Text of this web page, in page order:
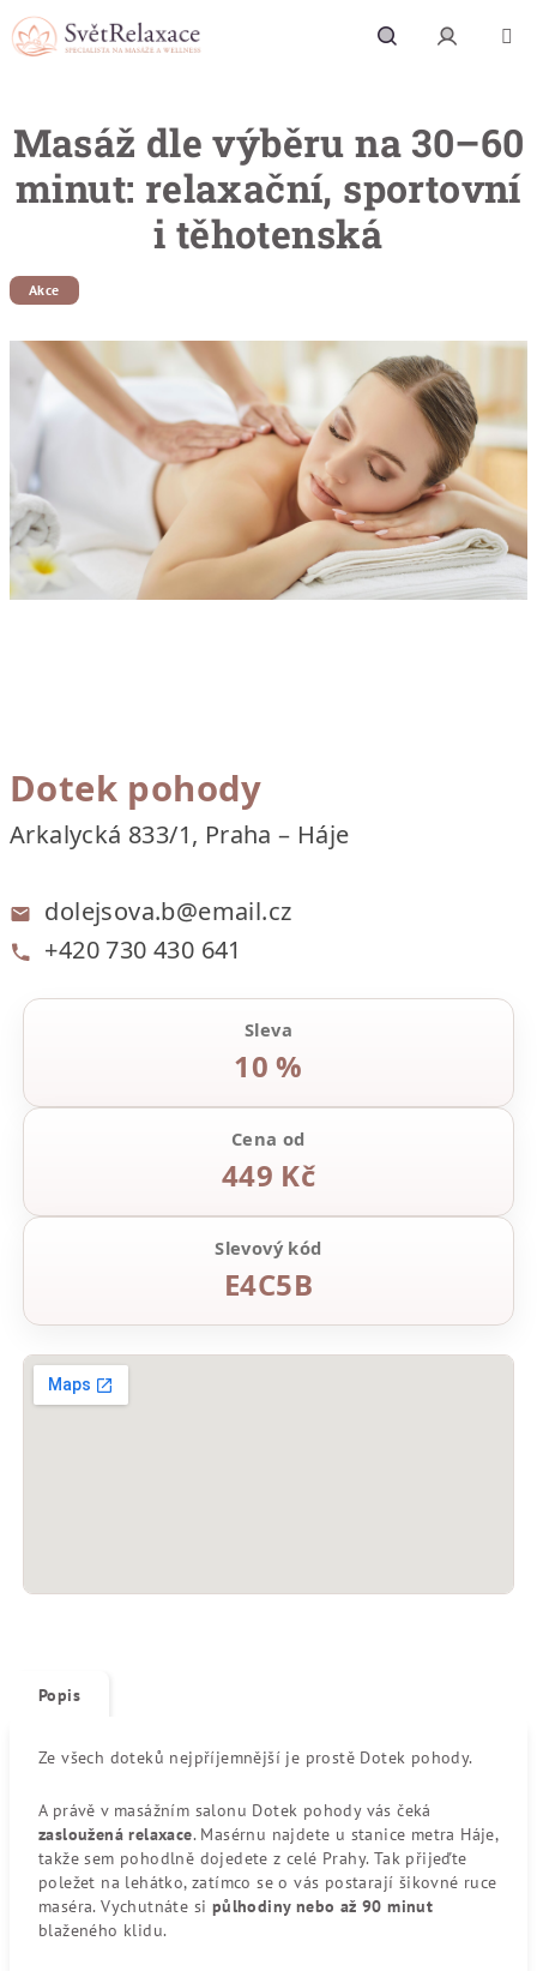
Dotek pohody
Arkalycká 833/1, Praha – Háje
dolejsova.b@email.cz
+420 730 430 641
Sleva
10 %
Cena od
449 Kč
Slevový kód
E4C5B
Masáž dle výběru na 30–60
minut: relaxační, sportovní
i těhotenská
Akce
Popis
Ze všech doteků nejpříjemnější je prostě Dotek pohody.
A právě v masážním salonu Dotek pohody vás čeká
zasloužená relaxace. Masérnu najdete u stanice metra Háje,
takže sem pohodlně dojedete z celé Prahy. Tak přijeďte
poležet na lehátko, zatímco se o vás postarají šikovné ruce
maséra. Vychutnáte si půlhodiny nebo až 90 minut
blaženého klidu.